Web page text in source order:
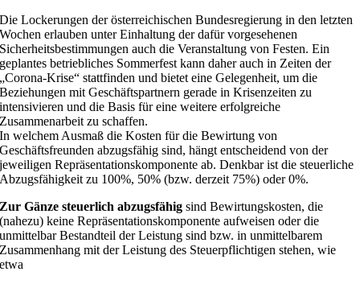
Die Lockerungen der österreichischen Bundesregierung in den letzten
Wochen erlauben unter Einhaltung der dafür vorgesehenen
Sicherheitsbestimmungen auch die Veranstaltung von Festen. Ein
geplantes betriebliches Sommerfest kann daher auch in Zeiten der
„Corona-Krise“ stattfinden und bietet eine Gelegenheit, um die
Beziehungen mit Geschäftspartnern gerade in Krisenzeiten zu
intensivieren und die Basis für eine weitere erfolgreiche
Zusammenarbeit zu schaffen.
In welchem Ausmaß die Kosten für die Bewirtung von
Geschäftsfreunden abzugsfähig sind, hängt entscheidend von der
jeweiligen Repräsentationskomponente ab. Denkbar ist die steuerliche
Abzugsfähigkeit zu 100%, 50% (bzw. derzeit 75%) oder 0%.
Zur Gänze steuerlich abzugsfähig sind Bewirtungskosten, die
(nahezu) keine Repräsentationskomponente aufweisen oder die
unmittelbar Bestandteil der Leistung sind bzw. in unmittelbarem
Zusammenhang mit der Leistung des Steuerpflichtigen stehen, wie
etwa